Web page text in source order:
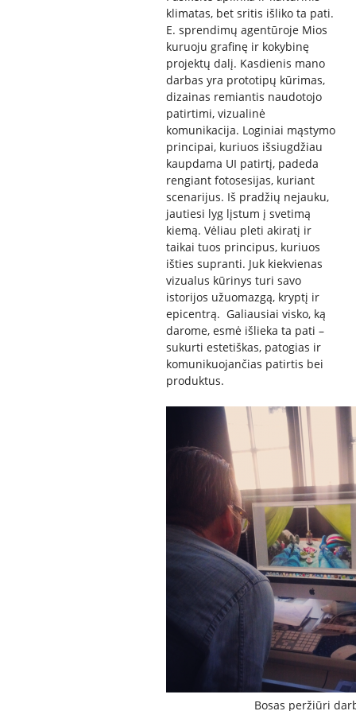
klimatas, bet sritis išliko ta pati.
E. sprendimų agentūroje Mios
kuruoju grafinę ir kokybinę
projektų dalį. Kasdienis mano
darbas yra prototipų kūrimas,
dizainas remiantis naudotojo
patirtimi, vizualinė
komunikacija. Loginiai mąstymo
principai, kuriuos išsiugdžiau
kaupdama UI patirtį, padeda
rengiant fotosesijas, kuriant
scenarijus. Iš pradžių nejauku,
jautiesi lyg lįstum į svetimą
kiemą. Vėliau pleti akiratį ir
taikai tuos principus, kuriuos
išties supranti. Juk kiekvienas
vizualus kūrinys turi savo
istorijos užuomazgą, kryptį ir
epicentrą. Galiausiai visko, ką
darome, esmė išlieka ta pati –
sukurti estetiškas, patogias ir
komunikuojančias patirtis bei
produktus.
Bosas peržiūri